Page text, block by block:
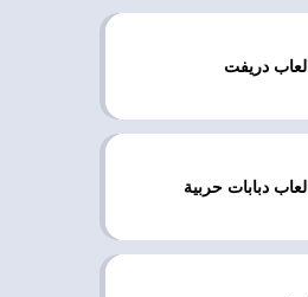
العاب دريفت
العاب دبابات حربية